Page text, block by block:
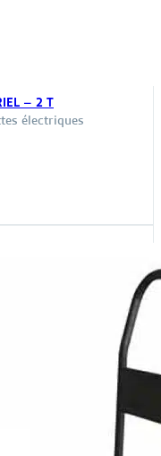
– 2 T
électriques